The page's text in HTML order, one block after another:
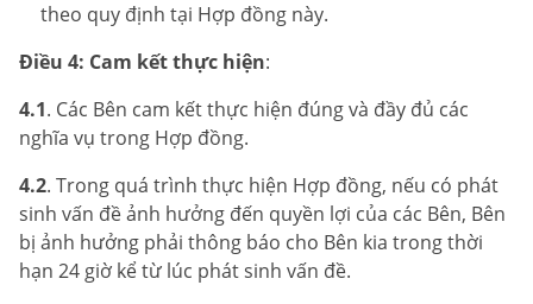
theo quy định tại Hợp đồng này.
Điều 4: Cam kết thực hiện:
4.1. Các Bên cam kết thực hiện đúng và đầy đủ các
nghĩa vụ trong Hợp đồng.
4.2. Trong quá trình thực hiện Hợp đồng, nếu có phát
sinh vấn đề ảnh hưởng đến quyền lợi của các Bên, Bên
bị ảnh hưởng phải thông báo cho Bên kia trong thời
hạn 24 giờ kể từ lúc phát sinh vấn đề.